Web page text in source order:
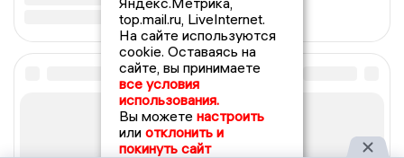
top.mail.ru, LiveInternet.
На сайте используются
cookie. Оставаясь на
сайте, вы принимаете
все условия
использования.
Вы можете настроить
или отклонить и
покинуть сайт